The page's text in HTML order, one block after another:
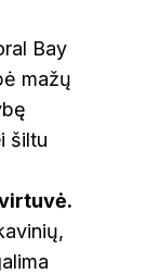
Bay
mažų
šiltu